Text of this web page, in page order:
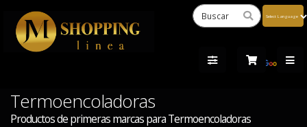
Termoencoladoras
Productos de primeras marcas para Termoencoladoras